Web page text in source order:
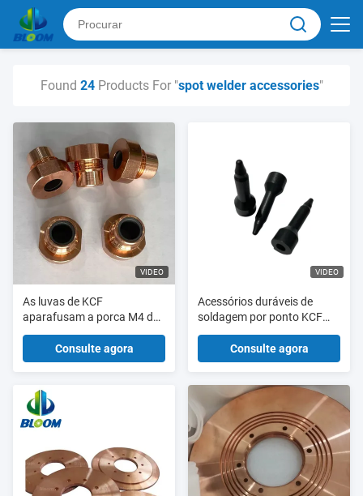
Found 24Products For "spot welder accessories"
VIDEO
As luvas de KCF
aparafusam a porca M4 de
Electerode a M8 usaram-se
para a máquina de
soldadura do ponto
Consulte agora
VIDEO
Acessórios duráveis de
soldagem por ponto KCF
Sleeve KCF Guide Pin For
Spot WelderConsulte agora